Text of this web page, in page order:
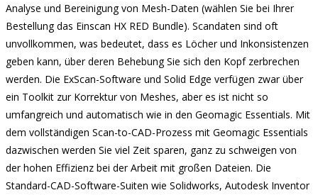
Analyse und Bereinigung von Mesh-Daten (wählen Sie bei Ihrer
Bestellung das Einscan HX RED Bundle). Scandaten sind oft
unvollkommen, was bedeutet, dass es Löcher und Inkonsistenzen
geben kann, über deren Behebung Sie sich den Kopf zerbrechen
werden. Die ExScan-Software und Solid Edge verfügen zwar über
ein Toolkit zur Korrektur von Meshes, aber es ist nicht so
umfangreich und automatisch wie in den Geomagic Essentials. Mit
dem vollständigen Scan-to-CAD-Prozess mit Geomagic Essentials
dazwischen werden Sie viel Zeit sparen, ganz zu schweigen von
der hohen Effizienz bei der Arbeit mit großen Dateien. Die
Standard-CAD-Software-Suiten wie Solidworks, Autodesk Inventor